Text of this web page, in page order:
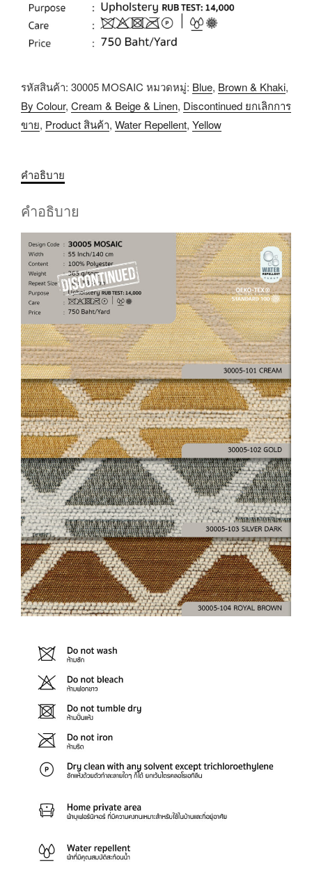
รหัสสินค้า: 30005 MOSAIC หมวดหมู่: Blue, Brown & Khaki,
By Colour, Cream & Beige & Linen, Discontinued ยกเลิกการ
ขาย, Product สินค้า, Water Repellent, Yellow
คำอธิบาย
คำอธิบาย